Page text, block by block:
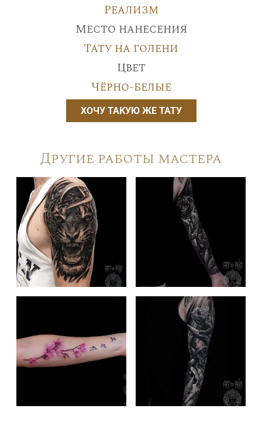
Реализм
Место нанесения
Тату на голени
Цвет
Чёрно-белые
ХОЧУ ТАКУЮ ЖЕ ТАТУ
Другие работы мастера